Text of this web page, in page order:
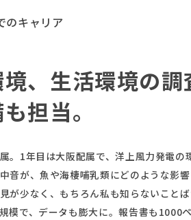
のキャリア
、生活環境の調
担当。
。1年目は大阪配属で、洋上風力発電
音が、魚や海棲哺乳類にどのような影
が少なく、もちろん私も知らないこと
模で、データも膨大に。報告書も